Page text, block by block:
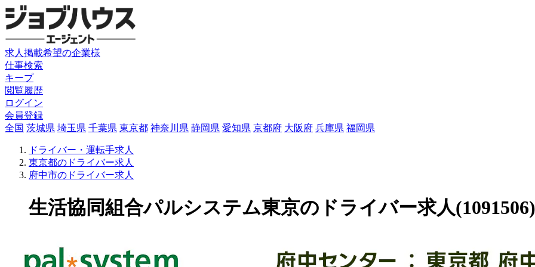
求人掲載希望の企業様
仕事検索
キープ
閲覧履歴
ログイン
会員登録
全国 茨城県 埼玉県 千葉県 東京都 神奈川県 静岡県 愛知県 京都府 大阪府 兵庫県 福岡県
ドライバー・運転手求人
東京都のドライバー求人
府中市のドライバー求人
生活協同組合パルシステム東京のドライバー求人(1091506)